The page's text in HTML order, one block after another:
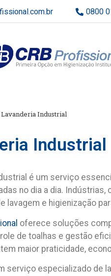
0800
Lavanderia Industrial
Industrial
é um serviço
no dia a dia.
lavagem e higienização
oferece soluções
de toalhas e gestão
maior praticidade,
serviço especializado de